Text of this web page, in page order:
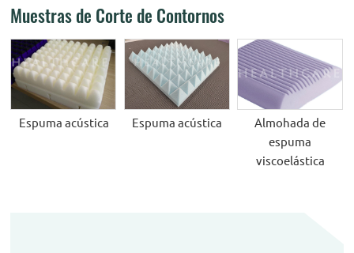
Muestras de Corte de Contornos
Espuma acústica Espuma acústica
Almohada de
espuma
viscoelástica